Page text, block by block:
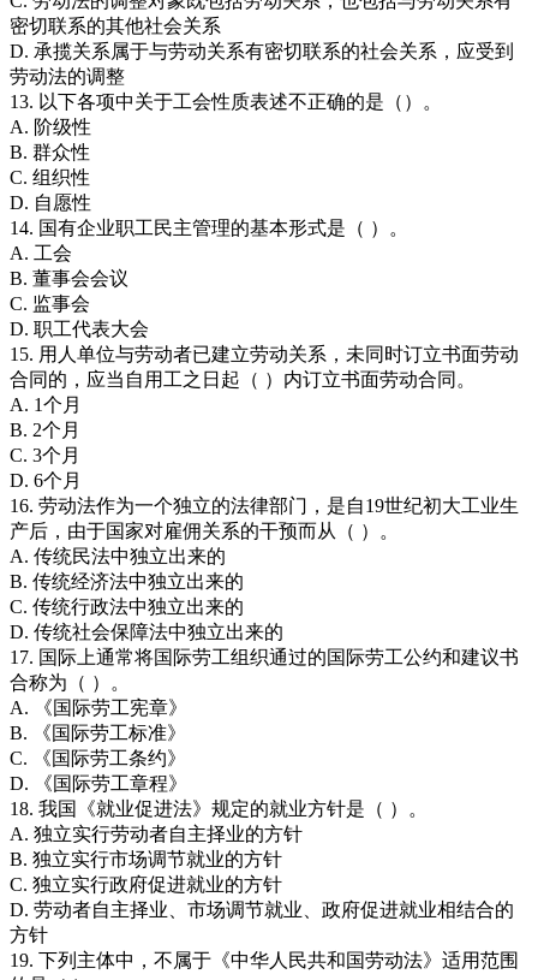
密切联系的其他社会关系
D. 承揽关系属于与劳动关系有密切联系的社会关系，应受到
劳动法的调整
13. 以下各项中关于工会性质表述不正确的是（）。
A. 阶级性
B. 群众性
C. 组织性
D. 自愿性
14. 国有企业职工民主管理的基本形式是（ ）。
A. 工会
B. 董事会会议
C. 监事会
D. 职工代表大会
15. 用人单位与劳动者已建立劳动关系，未同时订立书面劳动
合同的，应当自用工之日起（ ）内订立书面劳动合同。
A. 1个月
B. 2个月
C. 3个月
D. 6个月
16. 劳动法作为一个独立的法律部门，是自19世纪初大工业生
产后，由于国家对雇佣关系的干预而从（ ）。
A. 传统民法中独立出来的
B. 传统经济法中独立出来的
C. 传统行政法中独立出来的
D. 传统社会保障法中独立出来的
17. 国际上通常将国际劳工组织通过的国际劳工公约和建议书
合称为（ ）。
A. 《国际劳工宪章》
B. 《国际劳工标准》
C. 《国际劳工条约》
D. 《国际劳工章程》
18. 我国《就业促进法》规定的就业方针是（ ）。
A. 独立实行劳动者自主择业的方针
B. 独立实行市场调节就业的方针
C. 独立实行政府促进就业的方针
D. 劳动者自主择业、市场调节就业、政府促进就业相结合的
方针
19. 下列主体中，不属于《中华人民共和国劳动法》适用范围